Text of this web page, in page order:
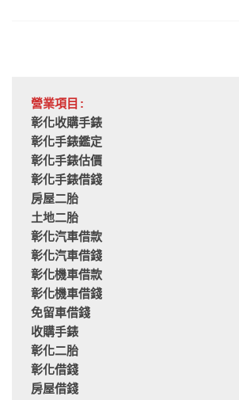
營業項目:
彰化收購手錶
彰化手錶鑑定
彰化手錶估價
彰化手錶借錢
房屋二胎
土地二胎
彰化汽車借款
彰化汽車借錢
彰化機車借款
彰化機車借錢
免留車借錢
收購手錶
彰化二胎
彰化借錢
房屋借錢